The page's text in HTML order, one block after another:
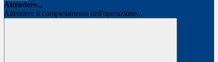
Attendere...
Attendere il completamento dell'operazione...